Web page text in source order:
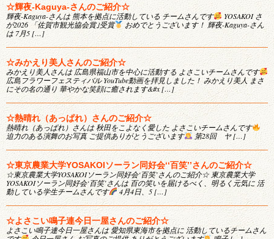
☆輝夜-Kaguya-さんのご紹介☆
輝夜-Kaguya-さんは 熊本を拠点に活動している チームさんです
YOSAKOI さ
が2026 「佐賀市観光協会賞｣受賞
おめでとうございます！ 輝夜-Kaguya-さん
は 7月5 […]
☆みかえり美人さんのご紹介☆
みかえり美人さんは 広島県福山市を中心に活動する よさこいチームさんです
広島フラワーフェスティバル YouTube動画を拝見しました！ みかえり美人 まさ
にその名の通り 華やかな笑顔に癒されます&#x […]
☆熱晴れ（あっぱれ）さんのご紹介☆
熱晴れ（あっぱれ）さんは 秋田をこよなく愛した よさこいチームさんです
迫力のある演舞のお写真 ご提供ありがとうございます
第28回 ヤ […]
☆東京農業大学YOSAKOIソーラン同好会‘‘百笑’’さんのご紹介☆
☆東京農業大学YOSAKOIソーラン同好会‘百笑’さんのご紹介☆ 東京農業大学
YOSAKOIソーラン同好会‘百笑’さんは 百の笑いを届けるべく、明るく元気に 活
動している学生チームさんです
4月4日、5 […]
☆よさこい鳴子連今日一屋さんのご紹介☆
よさこい鳴子連今日一屋さんは 愛知県東海市を拠点に 活動しているチームさん